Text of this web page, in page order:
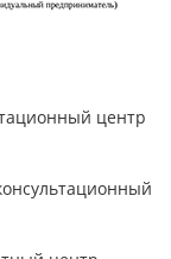
центр